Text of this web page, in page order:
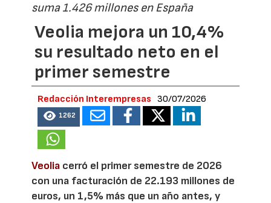
suma 1.426 millones en España
Veolia mejora un 10,4%
su resultado neto en el
primer semestre
Redacción Interempresas 30/07/2026
1262
Veolia cerró el primer semestre de 2026
con una facturación de 22.193 millones de
euros, un 1,5% más que un año antes, y